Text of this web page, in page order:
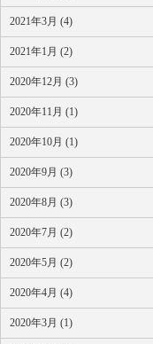
2021年3月 (4)
2021年1月 (2)
2020年12月 (3)
2020年11月 (1)
2020年10月 (1)
2020年9月 (3)
2020年8月 (3)
2020年7月 (2)
2020年5月 (2)
2020年4月 (4)
2020年3月 (1)